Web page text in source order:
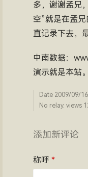
多，谢谢孟兄
空”就是在孟
直记录下去，
中南数据：
演示就是本站。
Date 2009/09/16
No relay. views
添加新评论
称呼 *